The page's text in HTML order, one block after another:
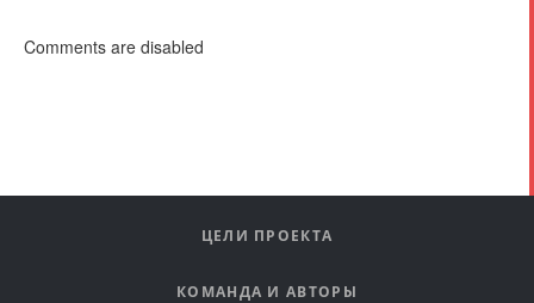
Comments are disabled
ЦЕЛИ ПРОЕКТА
КОМАНДА И АВТОРЫ